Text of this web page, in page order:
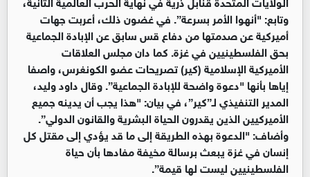
وتابع: "أنهوا الأمر بسرعة”. في غضون ذلك، أعربت جهات
أميركية عن صدمتها من دفاع قس سابق عن الإبادة الجماعية
بحق الفلسطينيين في غزة. كما دان مجلس العلاقات
الأميركية الإسلامية (كير) تصريحات عضو الكونغرس، واصفا
إياها بأنها "دعوة واضحة للإبادة الجماعية”. وقال داود وليد،
المدير التنفيذي لـ”كير”، في بيان: "هذا يجب أن يدينه جميع
الأميركيين الذين يقدرون الحياة البشرية والقانون الدولي”.
وأضاف: "الدعوة بهذه الطريقة إلى ما قد يؤدي إلى مقتل كل
إنسان في غزة يبعث برسالة مخيفة مفادها بأن حياة
الفلسطينيين ليست لها قيمة”.